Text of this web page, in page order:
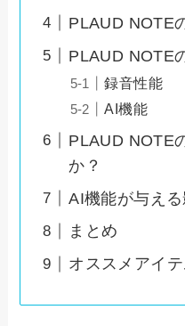
PLAUD NOTE
PLAUD NOTE
録音性能
AI機能
PLAUD NOTE
か？
AI機能が与え
まとめ
オススメアイ